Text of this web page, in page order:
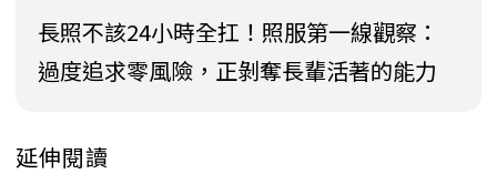
長照不該24小時全扛！照服第一線觀察：
過度追求零風險，正剝奪長輩活著的能力
延伸閱讀